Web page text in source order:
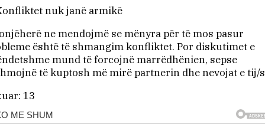
nuk janë armikë
ne mendojmë se mënyra për të mos pasur
është të shmangim konfliktet. Por diskutimet e
mund të forcojnë marrëdhënien, sepse
të kuptosh më mirë partnerin dhe nevojat e tij/
13